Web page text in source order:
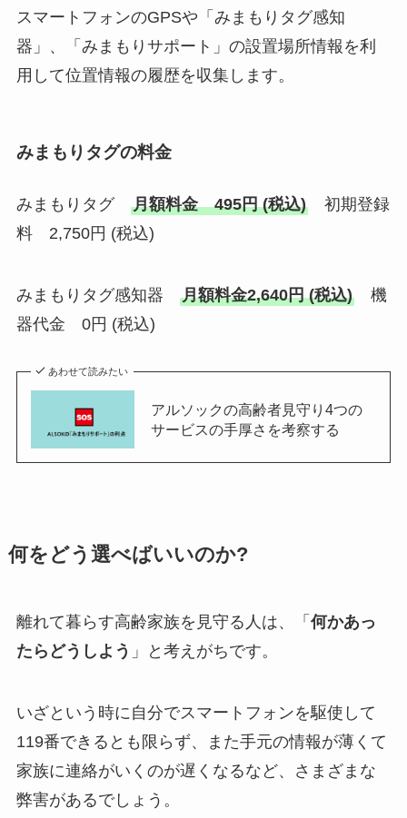
スマートフォンのGPSや「みまもりタグ感知
器」、「みまもりサポート」の設置場所情報を利
用して位置情報の履歴を収集します。
みまもりタグの料金
みまもりタグ 月額料金 495円 (税込)初期登録
料 2,750円 (税込)
みまもりタグ感知器 月額料金2,640円 (税込)機
器代金 0円 (税込)
あわせて読みたい
アルソックの高齢者見守り4つの
サービスの手厚さを考察する
何をどう選べばいいのか?
離れて暮らす高齢家族を見守る人は、「 何かあっ
たらどうしよう 」と考えがちです。
いざという時に自分でスマートフォンを駆使して
119番できるとも限らず、また手元の情報が薄くて
家族に連絡がいくのが遅くなるなど、さまざまな
弊害があるでしょう。